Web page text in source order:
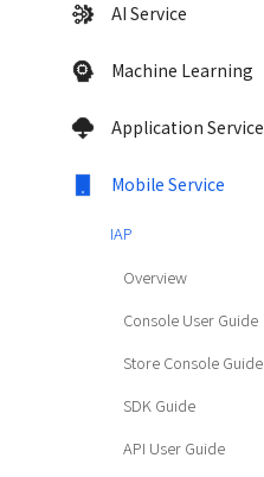
AI Service
Machine Learning
Application Service
Mobile Service
IAP
Overview
Console User Guide
Store Console Guide
SDK Guide
API User Guide